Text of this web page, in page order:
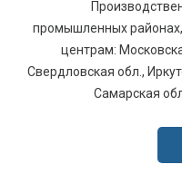
промышленных
центрам:
Свердловская обл.,
Самарская